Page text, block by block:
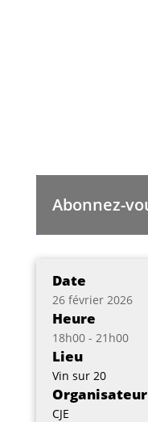
Abonnez-
Date
26 février 2026
Heure
18h00 - 21h00
Lieu
Vin sur 20
Organisateur
CJE